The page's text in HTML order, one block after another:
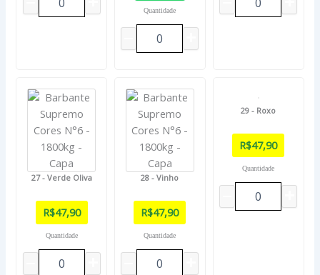
Quantidade
27 - Verde Oliva
R$47,90
Quantidade
28 - Vinho
R$47,90
Quantidade
29 - Roxo
R$47,90
Quantidade